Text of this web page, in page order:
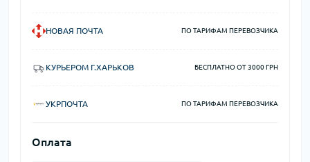
НОВАЯ ПОЧТА ПО ТАРИФАМ ПЕРЕВОЗЧИКА
КУРЬЕРОМ Г.ХАРЬКОВ БЕСПЛАТНО ОТ 3000 ГРН
УКРПОЧТА ПО ТАРИФАМ ПЕРЕВОЗЧИКА
Оплата